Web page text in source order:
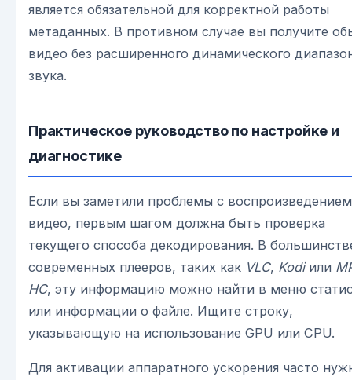
является обязательной для корректной работы
метаданных. В противном случае вы получите
видео без расширенного динамического
звука.
Практическое руководство по настройке и
диагностике
Если вы заметили проблемы с воспроизведением
видео, первым шагом должна быть проверка
текущего способа декодирования. В
современных плееров, таких как VLC, Kodiили
HC, эту информацию можно найти в меню
или информации о файле. Ищите строку,
указывающую на использование GPU или CPU.
Для активации аппаратного ускорения часто